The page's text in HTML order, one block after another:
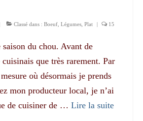
Classé dans : Boeuf Légumes Plat | 15
du chou. Avant de
que très rarement. Par
où désormais je prends
mon producteur local, je n’ai
de cuisiner de … Lire la suite­­